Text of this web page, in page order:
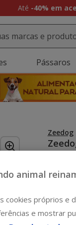
Até -40% em
Pássaros
Zeedog
1 ud.
-
12.99€
animal
cookies próprios e
e mostrar